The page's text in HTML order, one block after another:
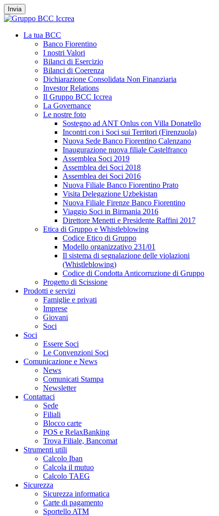
Invia
La tua BCC
Banco Fiorentino
I nostri Valori
Bilanci di Esercizio
Bilanci di Coerenza
Dichiarazione Consolidata Non Finanziaria
Investor Relations
Il Gruppo BCC Iccrea
La Governance
Le nostre foto
Sostegno ad ANT Onlus con Villa Donatello
Incontri con i Soci sui Territori (Firenzuola)
Nuova Sede Banco Fiorentino Calenzano
Inaugurazione nuova filiale Castelfranco
Assemblea Soci 2019
Assemblea dei Soci 2018
Assemblea dei Soci 2016
Nuova Filiale Banco Fiorentino Prato
Visita Delegazione Uzbekistan
Nuova Filiale Firenze Banco Fiorentino
Viaggio Soci in Birmania 2016
Direttore Menetti e Presidente Raffini 2017
Etica di Gruppo e Whistleblowing
Codice Etico di Gruppo
Modello organizzativo 231/01
Il sistema di segnalazione delle violazioni
(Whistleblowing)
Codice di Condotta Anticorruzione di Gruppo
Progetto di Scissione
Prodotti e servizi
Famiglie e privati
Imprese
Giovani
Soci
Soci
Essere Soci
Le Convenzioni Soci
Comunicazione e News
News
Comunicati Stampa
Newsletter
Contattaci
Sede
Filiali
Blocco carte
POS e RelaxBanking
Trova Filiale, Bancomat
Strumenti utili
Calcolo Iban
Calcola il mutuo
Calcolo TAEG
Sicurezza
Sicurezza informatica
Carte di pagamento
Sportello ATM